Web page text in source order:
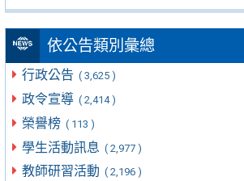
依公告類別彙總
行政公告 ( 3,625 )
政令宣導 ( 2,414 )
榮譽榜 ( 113 )
學生活動訊息 ( 2,977 )
教師研習活動 ( 2,196 )